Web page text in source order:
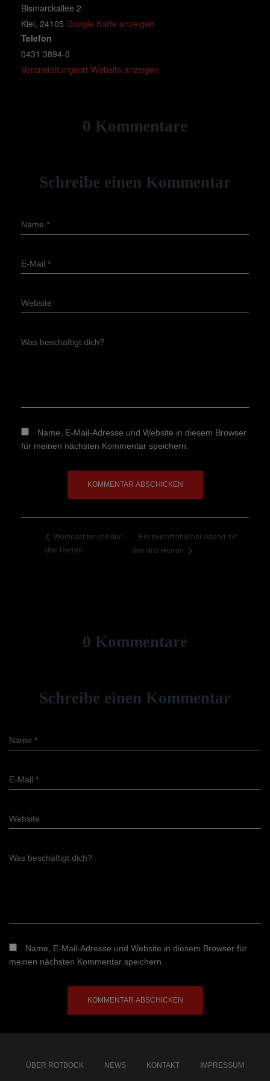
Bismarckallee 2
Kiel, 24105 Google Karte anzeigen
Telefon
0431 3894-0
Veranstaltungsort-Website anzeigen
0 Kommentare
Schreibe einen Kommentar
Name *
E-Mail *
Website
Was beschäftigt dich?
Name, E-Mail-Adresse und Website in diesem Browser
für meinen nächsten Kommentar speichern.
Weihnachten mit den
drei Herren
Ein feuchtfröhlicher Abend mit
den drei Herren
0 Kommentare
Schreibe einen Kommentar
Name *
E-Mail *
Website
Was beschäftigt dich?
Name, E-Mail-Adresse und Website in diesem Browser für
meinen nächsten Kommentar speichern.
ÜBER ROTBOCK NEWS KONTAKT IMPRESSUM